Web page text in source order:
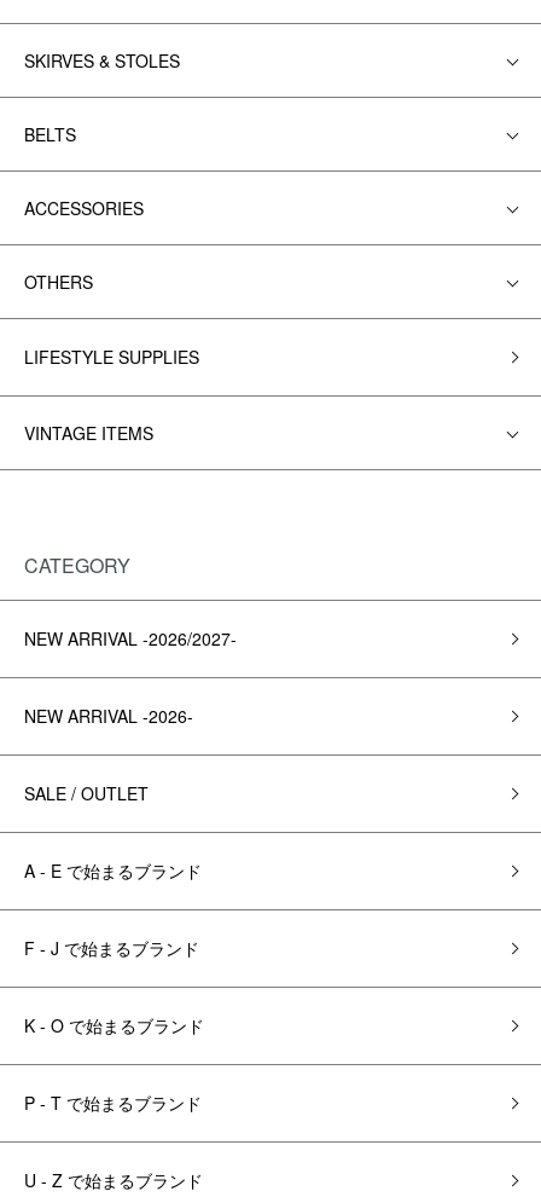
SKIRVES & STOLES
BELTS
ACCESSORIES
OTHERS
LIFESTYLE SUPPLIES
VINTAGE ITEMS
CATEGORY
NEW ARRIVAL -2026/2027-
NEW ARRIVAL -2026-
SALE / OUTLET
A - E で始まるブランド
F - J で始まるブランド
K - O で始まるブランド
P - T で始まるブランド
U - Z で始まるブランド